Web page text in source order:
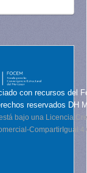
con recursos del
reservados DH
bajo una Licencia
CompartirIgual